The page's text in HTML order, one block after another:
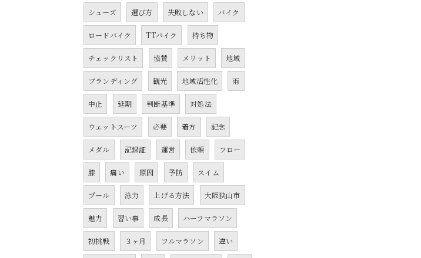
シューズ 選び方 失敗しない バイク
ロードバイク TTバイク 持ち物
チェックリスト 協賛 メリット 地域
ブランディング 観光 地域活性化 雨
中止 延期 判断基準 対処法
ウェットスーツ 必要 着方 記念
メダル 記録証 運営 依頼 フロー
膝 痛い 原因 予防 スイム
プール 泳力 上げる方法 大阪狭山市
魅力 習い事 成長 ハーフマラソン
初挑戦 ３ヶ月 フルマラソン 違い